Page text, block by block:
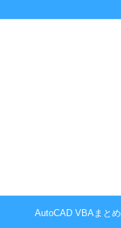
AutoCAD VBAまとめ